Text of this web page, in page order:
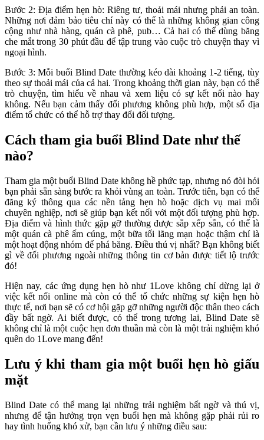
Bước 2: Địa điểm hẹn hò: Riêng tư, thoải mái nhưng phải an toàn.
Những nơi đảm bảo tiêu chí này có thể là những không gian công
cộng như nhà hàng, quán cà phê, pub… Cả hai có thể dùng băng
che mắt trong 30 phút đầu để tập trung vào cuộc trò chuyện thay vì
ngoại hình.
Bước 3: Mỗi buổi Blind Date thường kéo dài khoảng 1-2 tiếng, tùy
theo sự thoải mái của cả hai. Trong khoảng thời gian này, bạn có thể
trò chuyện, tìm hiểu về nhau và xem liệu có sự kết nối nào hay
không. Nếu bạn cảm thấy đối phương không phù hợp, một số địa
điểm tổ chức có thể hỗ trợ thay đổi đối tượng.
Cách tham gia buổi Blind Date như thế
nào?
Tham gia một buổi Blind Date không hề phức tạp, nhưng nó đòi hỏi
bạn phải sẵn sàng bước ra khỏi vùng an toàn. Trước tiên, bạn có thể
đăng ký thông qua các nền tảng hẹn hò hoặc dịch vụ mai mối
chuyên nghiệp, nơi sẽ giúp bạn kết nối với một đối tượng phù hợp.
Địa điểm và hình thức gặp gỡ thường được sắp xếp sẵn, có thể là
một quán cà phê ấm cúng, một bữa tối lãng mạn hoặc thậm chí là
một hoạt động nhóm để phá băng. Điều thú vị nhất? Bạn không biết
gì về đối phương ngoài những thông tin cơ bản được tiết lộ trước
đó!
Hiện nay, các ứng dụng hẹn hò như 1Love không chỉ dừng lại ở
việc kết nối online mà còn có thể tổ chức những sự kiện hẹn hò
thực tế, nơi bạn sẽ có cơ hội gặp gỡ những người độc thân theo cách
đầy bất ngờ. Ai biết được, có thể trong tương lai, Blind Date sẽ
không chỉ là một cuộc hẹn đơn thuần mà còn là một trải nghiệm khó
quên do 1Love mang đến!
Lưu ý khi tham gia một buổi hẹn hò giấu
mặt
Blind Date có thể mang lại những trải nghiệm bất ngờ và thú vị,
nhưng để tận hưởng trọn vẹn buổi hẹn mà không gặp phải rủi ro
hay tình huống khó xử, bạn cần lưu ý những điều sau: